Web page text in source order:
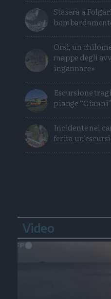
Stasera a Folgaria il docufilm sul
Orsi, un
mappe degli
ingannare»
Escursione
piange
Incidente nel
ferita
Video